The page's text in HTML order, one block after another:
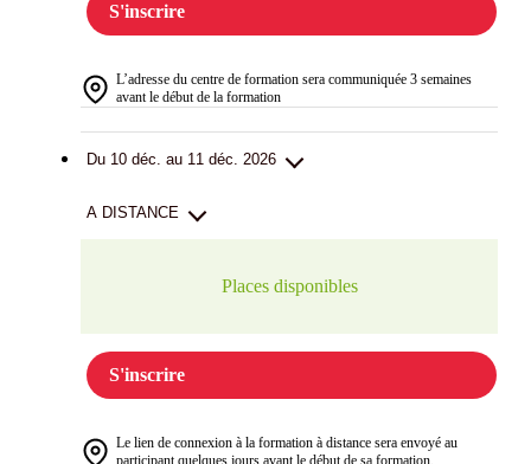
S'inscrire
L’adresse du centre de formation sera communiquée 3 semaines
avant le début de la formation
Du 10 déc. au 11 déc. 2026
A DISTANCE
Places disponibles
S'inscrire
Le lien de connexion à la formation à distance sera envoyé au
participant quelques jours avant le début de sa formation.